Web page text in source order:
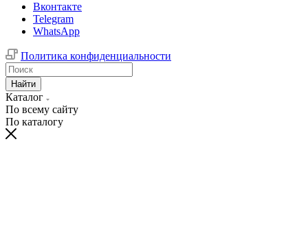
Вконтакте
Telegram
WhatsApp
Политика конфиденциальности
Найти
Каталог
По всему сайту
По каталогу